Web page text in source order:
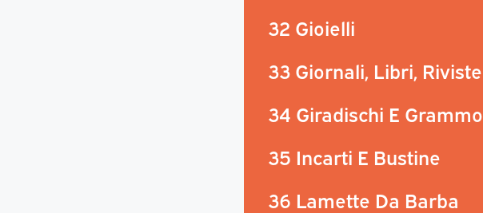
32 Gioielli
33 Giornali, Libri, Riviste
34 Giradischi E
35 Incarti E Bustine
36 Lamette Da Barba